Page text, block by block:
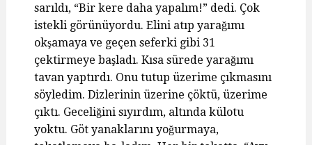
sarıldı, “Bir kere daha yapalım!” dedi. Çok
istekli görünüyordu. Elini atıp yarağımı
okşamaya ve geçen seferki gibi 31
çektirmeye başladı. Kısa sürede yarağımı
tavan yaptırdı. Onu tutup üzerime çıkmasını
söyledim. Dizlerinin üzerine çöktü, üzerime
çıktı. Geceliğini sıyırdım, altında külotu
yoktu. Göt yanaklarını yoğurmaya,